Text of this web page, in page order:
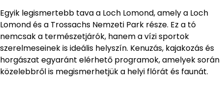
Egyik legismertebb tava a Loch Lomond, amely a Loch
Lomond és a Trossachs Nemzeti Park része. Ez a tó
nemcsak a természetjárók, hanem a vízi sportok
szerelmeseinek is ideális helyszín. Kenuzás, kajakozás és
horgászat egyaránt elérhető programok, amelyek során
közelebbről is megismerhetjük a helyi flórát és faunát.